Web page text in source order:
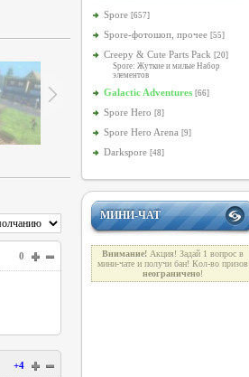
0
+4
Spore [657]
Spore-фотошоп, прочее [55]
Creepy & Cute Parts Pack [20]
Spore: Жуткие и милые Набор
элементов
Galactic Adventures [66]
Spore Hero [8]
Spore Hero Arena [9]
Darkspore [48]
МИНИ-ЧАТ
Внимание!Акция! Задай 1 вопрос в
мини-чате и получи бан! Кол-во призов
неограничено!